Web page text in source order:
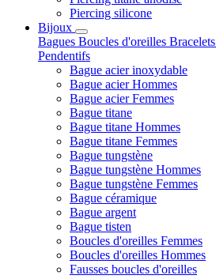
Piercing silicone
Bijoux
Bagues Boucles d'oreilles Bracelets
Pendentifs
Bague acier inoxydable
Bague acier Hommes
Bague acier Femmes
Bague titane
Bague titane Hommes
Bague titane Femmes
Bague tungstène
Bague tungstène Hommes
Bague tungstène Femmes
Bague céramique
Bague argent
Bague tisten
Boucles d'oreilles Femmes
Boucles d'oreilles Hommes
Fausses boucles d'oreilles